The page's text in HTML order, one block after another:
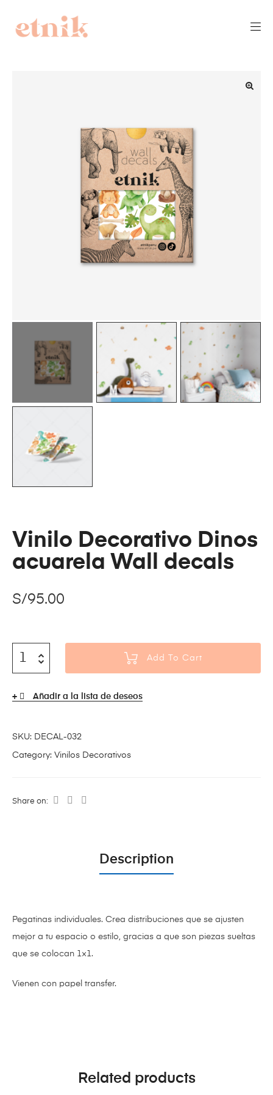
Vinilo Decorativo Dinos
acuarela Wall decals
S/95.00
Add To Cart
Añadir a la lista de deseos
SKU: DECAL-032
Category: Vinilos Decorativos
Share on:
Description
Pegatinas individuales. Crea distribuciones que se ajusten
mejor a tu espacio o estilo, gracias a que son piezas sueltas
que se colocan 1×1.
Vienen con papel transfer.
Related products